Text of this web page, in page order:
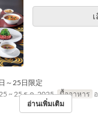
～25日限定
~ 25 ธ.ค. 2025 มื้ออาหาร
อ่านเพิ่มเติม